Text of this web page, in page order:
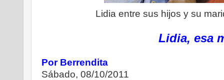
Lidia entre sus hijos y su
Lidia, esa
Por Berrendita
Sábado, 08/10/2011